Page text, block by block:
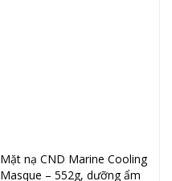
Mặt nạ CND Marine Cooling
Masque – 552g, dưỡng ẩm